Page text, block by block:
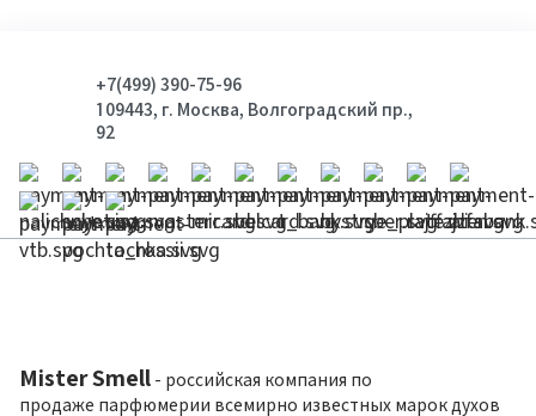
+7(499) 390-75-96
109443, г. Москва, Волгоградский пр.,
92
Mister Smell - российская компания по
продаже парфюмерии всемирно известных марок духов